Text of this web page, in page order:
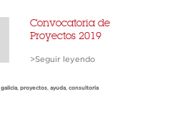
Convocatoria de
Proyectos 2019
>Seguir leyendo
galicia, proyectos, ayuda, consultoria